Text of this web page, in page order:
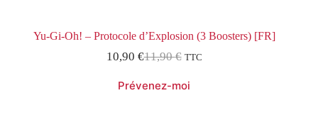
Yu-Gi-Oh! – Protocole d’Explosion (3 Boosters) [FR]
11,90€
Le
initial
10,90 €Le
actuel
TTC